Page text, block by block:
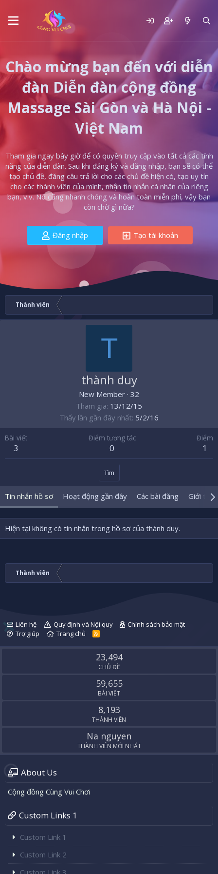
Chào mừng bạn đến với diễn
đàn Diễn đàn cộng đồng
Massage Sài Gòn và Hà Nội -
Việt Nam
Tham gia ngay bây giờ để có quyền truy cập vào tất cả các tính
năng của diễn đàn. Sau khi đăng ký và đăng nhập, bạn sẽ có thể
tạo chủ đề, đăng câu trả lời cho các chủ đề hiện có, tạo uy tín
cho các thành viên của mình, nhận tin nhắn cá nhân của riêng
bạn, v.v. Nó cũng nhanh chóng và hoàn toàn miễn phí, vậy bạn
còn chờ gì nữa?
Đăng nhập Tạo tài khoản
Thành viên
T
thành duy
New Member · 32
Tham gia 13/12/15
Thấy lần gần đây nhất 5/2/16
Bài viết
3
Điểm tương tác
0
Điểm
1
Tìm
Tin nhắn hồ sơ Hoạt động gần đây Các bài đăng Giới
Hiện tại không có tin nhắn trong hồ sơ của thành duy.
Thành viên
Liên hệ Quy định và Nội quy
Chính sách bảo mật
Trợ giúp
Trang chủ
R
S
23,494
CHỦ ĐỀ
59,655
BÀI VIẾT
8,193
THÀNH VIÊN
Na nguyen
THÀNH VIÊN MỚI NHẤT
About Us
Cộng đồng Cùng Vui Chơi
Custom Links 1
Custom Link 1
Custom Link 2